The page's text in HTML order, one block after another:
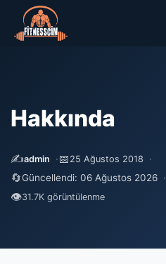
Hakkında
✍️admin 📅 25 Ağustos 2018
🔄Güncellendi: 06 Ağustos 2026
👁31.7K görüntülenme